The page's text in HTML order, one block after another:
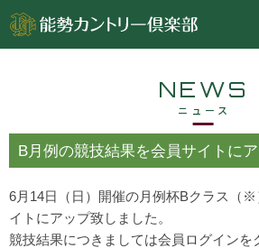
NEWS
ニュース
B月例の競技結果を会員サイトに
6月14日（日）開催の月例杯Bクラス（
イトにアップ致しました。
競技結果につきましては会員ログインを